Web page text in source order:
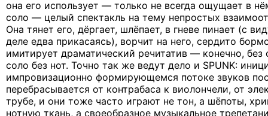
она его использует — только не всегда ощущает в
соло — целый спектакль на тему непростых
Она тянет его, дёргает, шлёпает, в гневе пинает (с
деле едва прикасаясь), ворчит на него, сердито
имитирует драматический речитатив — конечно, без
соло без нот. Точно так же ведут дело и SPUNK:
импровизационно формирующемся потоке звуков
перебрасывается от контрабаса к виолончели, от
трубе, и они тоже часто играют не тон, а шёпоты,
нотную ткань, а своеобразное музыкальное